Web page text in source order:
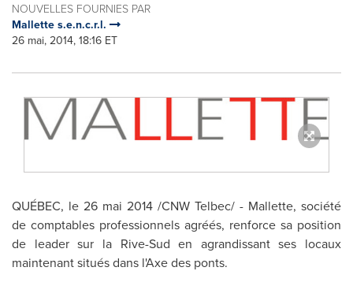
NOUVELLES FOURNIES PAR
Mallette s.e.n.c.r.l.
26 mai, 2014, 18:16 ET
QUÉBEC, le 26 mai 2014 /CNW Telbec/ - Mallette, société
de comptables professionnels agréés, renforce sa position
de leader sur la Rive-Sud en agrandissant ses locaux
maintenant situés dans l'Axe des ponts.